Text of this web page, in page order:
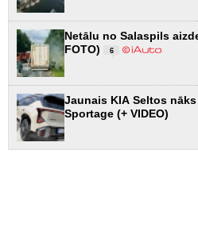
Netālu no Salaspils
FOTO)
6
Jaunais KIA Seltos
Sportage (+ VIDEO)